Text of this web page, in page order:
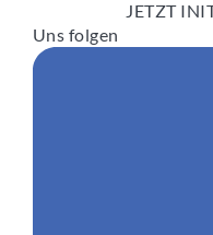
JETZT
Uns folgen